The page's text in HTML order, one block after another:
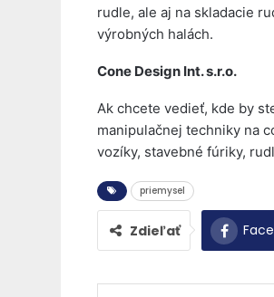
rudle, ale aj na skladacie
výrobných halách.
Cone Design Int. s.r.o.
Ak chcete vedieť, kde by
manipulačnej techniky na
vozíky, stavebné fúriky,
priemysel
Zdieľať